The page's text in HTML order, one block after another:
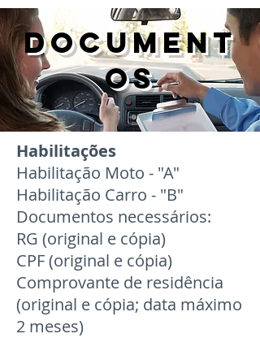
DOCUMENT
OS
Habilitações
Habilitação Moto - "A"
Habilitação Carro - "B"
Documentos necessários:
RG (original e cópia)
CPF (original e cópia)
Comprovante de residência
(original e cópia; data máximo
2 meses)